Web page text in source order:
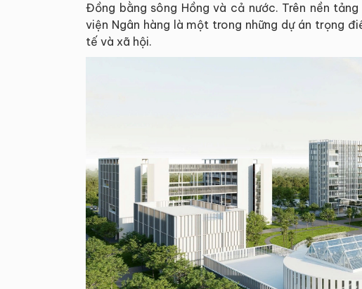
Đồng bằng sông Hồng và cả nước. Trên nền
viện Ngân hàng là một trong những dự án trọng
tế và xã hội.